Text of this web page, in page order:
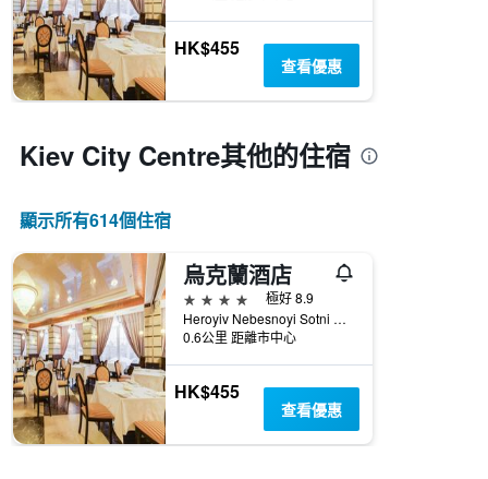
HK$455
查看優惠
Kiev City Centre​其他的住宿
顯示所有614​個住宿
烏克蘭酒店
4星級
極好 8.9
Heroyiv Nebesnoyi Sotni Alley, 4, 基輔, 烏克蘭
0.6公里 距離市中心
HK$455
查看優惠